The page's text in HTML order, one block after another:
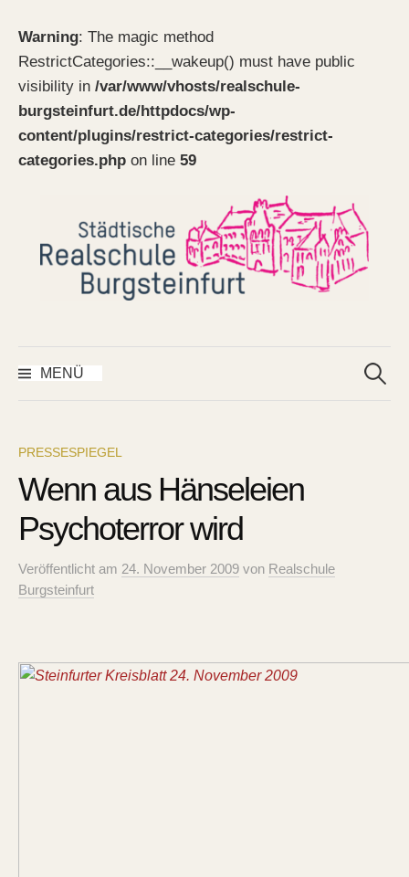
Warning: The magic method
RestrictCategories::__wakeup() must have public
visibility in /var/www/vhosts/realschule-
burgsteinfurt.de/httpdocs/wp-
content/plugins/restrict-categories/restrict-
categories.php on line 59
MENÜ
nach:
PRESSESPIEGEL
Wenn aus Hänseleien
Psychoterror wird
Veröffentlicht am 24. November 2009 von Realschule
Burgsteinfurt